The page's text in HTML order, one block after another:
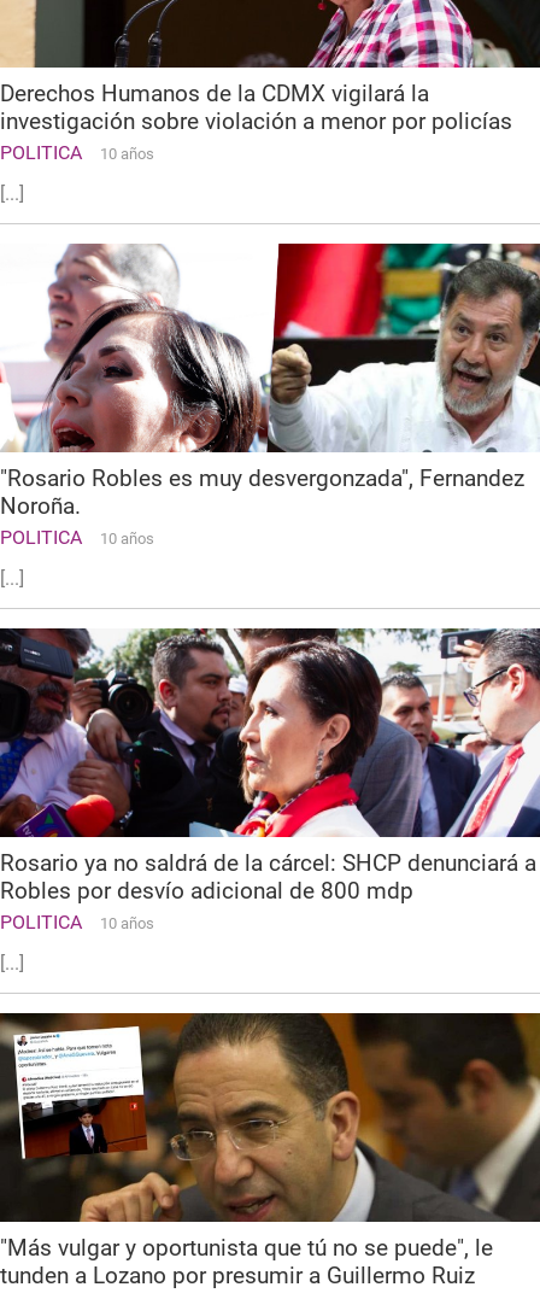
Derechos Humanos de la CDMX vigilará la
investigación sobre violación a menor por policías
POLITICA 10 años
[...]
"Rosario Robles es muy desvergonzada", Fernandez
Noroña.
POLITICA 10 años
[...]
Rosario ya no saldrá de la cárcel: SHCP denunciará a
Robles por desvío adicional de 800 mdp
POLITICA 10 años
[...]
"Más vulgar y oportunista que tú no se puede", le
tunden a Lozano por presumir a Guillermo Ruiz